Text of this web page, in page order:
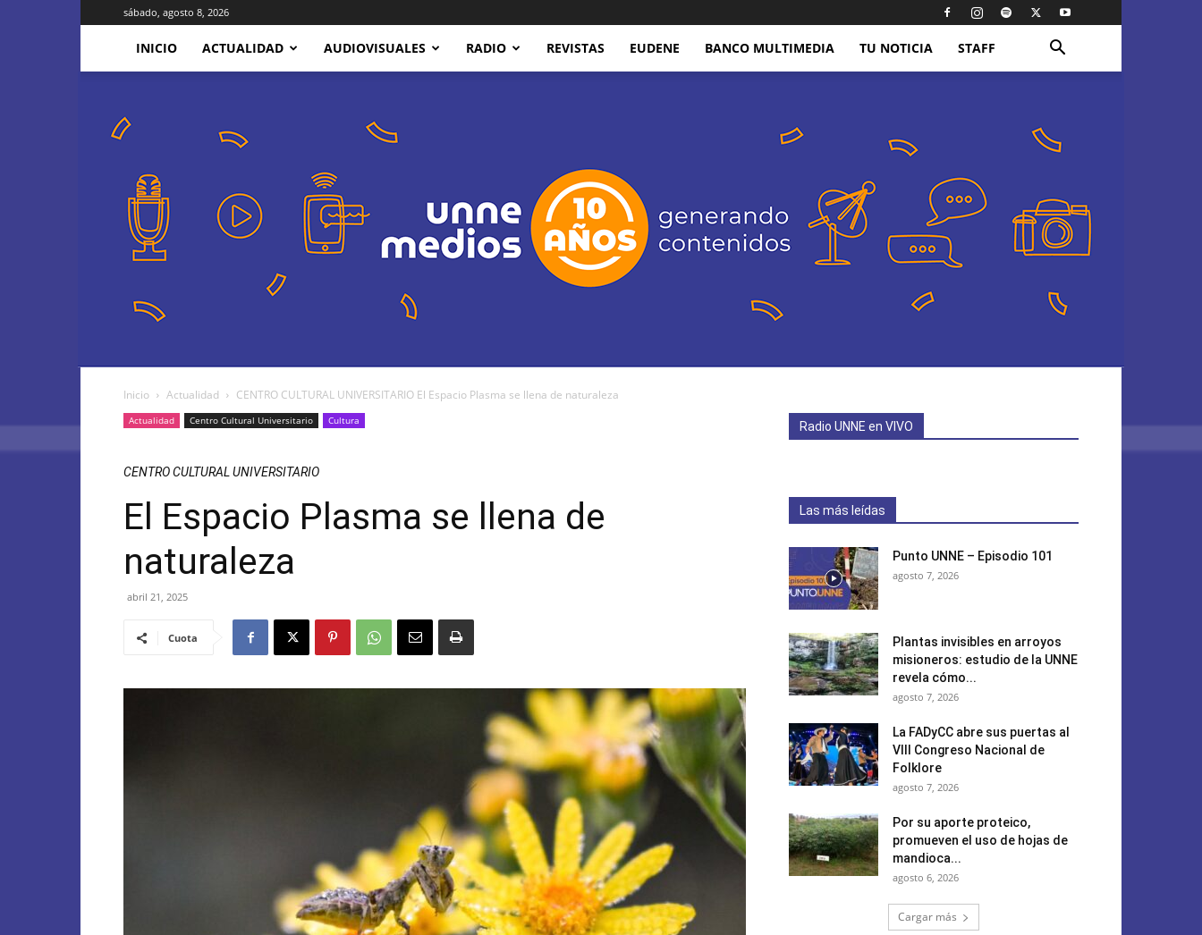
sábado, agosto 8, 2026
INICIO ACTUALIDAD AUDIOVISUALES RADIO REVISTAS EUDENE BANCO MULTIMEDIA TU NOTICIA STAFF
Inicio Actualidad CENTRO CULTURAL UNIVERSITARIO El Espacio Plasma se llena de naturaleza
Actualidad Centro Cultural Universitario Cultura
CENTRO CULTURAL UNIVERSITARIO
El Espacio Plasma se llena de
naturaleza
abril 21, 2025
Cuota
Radio UNNE en VIVO
Las más leídas
Punto UNNE – Episodio 101
agosto 7, 2026
Plantas invisibles en arroyos
misioneros: estudio de la UNNE
revela cómo...
agosto 7, 2026
La FADyCC abre sus puertas al
VIII Congreso Nacional de
Folklore
agosto 7, 2026
Por su aporte proteico,
promueven el uso de hojas de
mandioca...
agosto 6, 2026
Cargar más